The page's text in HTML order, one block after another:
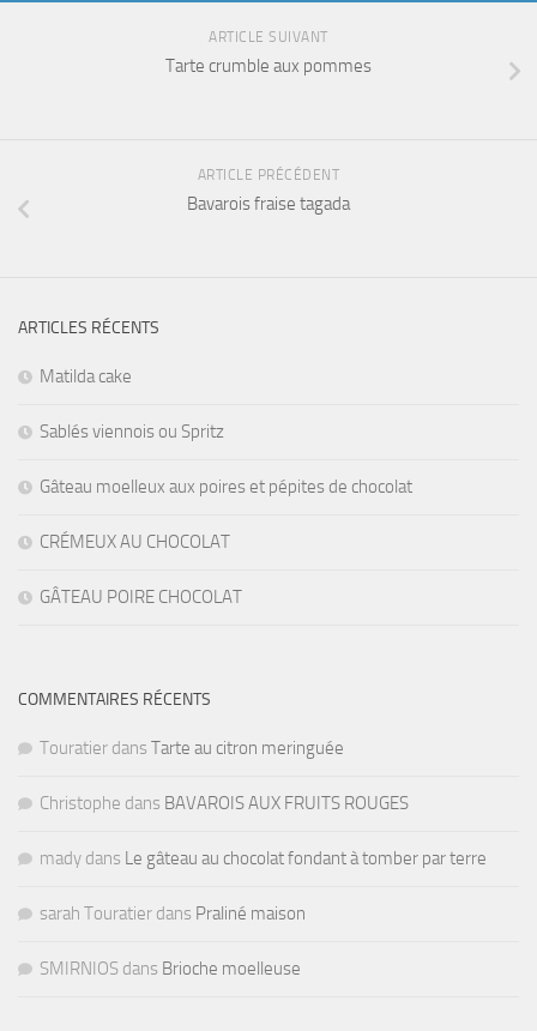
ARTICLE SUIVANT
Tarte crumble aux pommes
ARTICLE PRÉCÉDENT
Bavarois fraise tagada
ARTICLES RÉCENTS
Matilda cake
Sablés viennois ou Spritz
Gâteau moelleux aux poires et pépites de chocolat
CRÉMEUX AU CHOCOLAT
GÂTEAU POIRE CHOCOLAT
COMMENTAIRES RÉCENTS
Touratier dans Tarte au citron meringuée
Christophe dans BAVAROIS AUX FRUITS ROUGES
mady dans Le gâteau au chocolat fondant à tomber par terre
sarah Touratier dans Praliné maison
SMIRNIOS dans Brioche moelleuse